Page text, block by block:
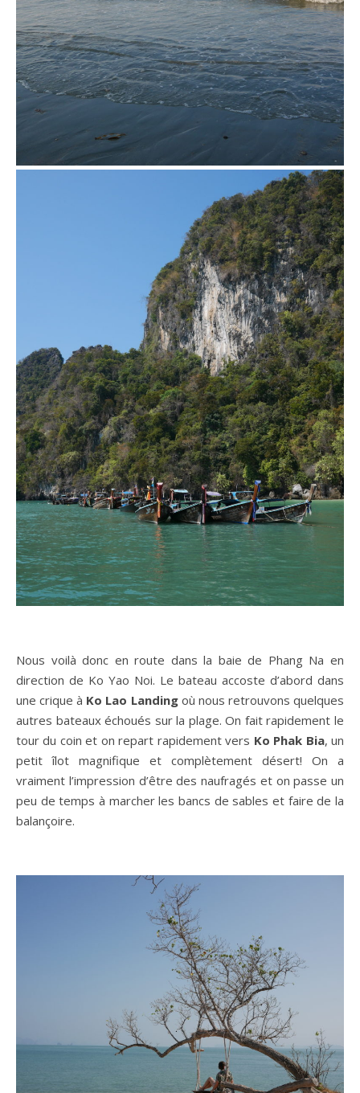
Nous voilà donc en route dans la baie de Phang Na en
direction de Ko Yao Noi. Le bateau accoste d’abord dans
une crique à Ko Lao Landingoù nous retrouvons quelques
autres bateaux échoués sur la plage. On fait rapidement le
tour du coin et on repart rapidement vers Ko Phak Bia, un
petit îlot magnifique et complètement désert! On a
vraiment l’impression d’être des naufragés et on passe un
peu de temps à marcher les bancs de sables et faire de la
balançoire.